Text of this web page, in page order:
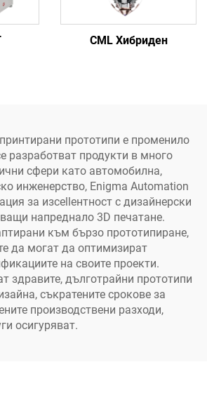
CML Хибриден
прототипи е променило
разработват продукти в много
сфери като автомобилна,
инженерство, Enigma Automation
за изcellентност с дизайнерски
напреднало 3D печатане.
към бързо прототипиране,
да могат да оптимизират
на своите проекти.
здравите, дълготрайни прототипи
съкратените срокове за
производствени разходи,
осигуряват.